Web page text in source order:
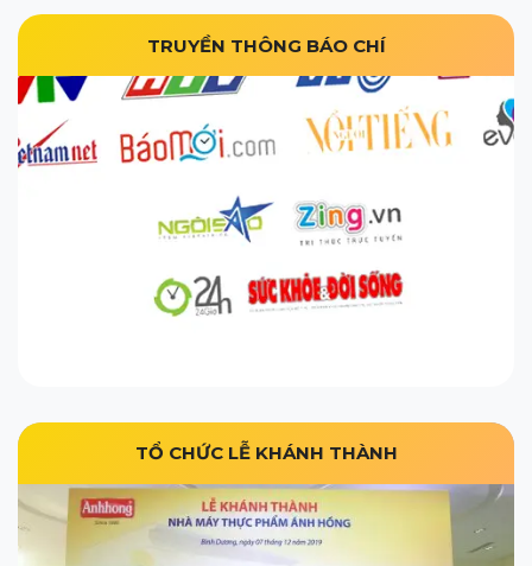
TRUYỀN THÔNG BÁO CHÍ
TỔ CHỨC LỄ KHÁNH THÀNH